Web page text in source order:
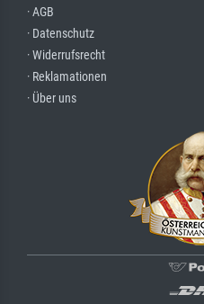
· AGB
· Datenschutz
· Widerrufsrecht
· Reklamationen
· Über uns